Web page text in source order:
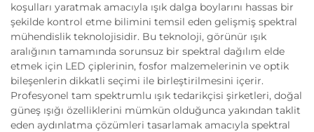
koşulları yaratmak amacıyla ışık dalga boylarını hassas bir
şekilde kontrol etme bilimini temsil eden gelişmiş spektral
mühendislik teknolojisidir. Bu teknoloji, görünür ışık
aralığının tamamında sorunsuz bir spektral dağılım elde
etmek için LED çiplerinin, fosfor malzemelerinin ve optik
bileşenlerin dikkatli seçimi ile birleştirilmesini içerir.
Profesyonel tam spektrumlu ışık tedarikçisi şirketleri, doğal
güneş ışığı özelliklerini mümkün olduğunca yakından taklit
eden aydınlatma çözümleri tasarlamak amacıyla spektral